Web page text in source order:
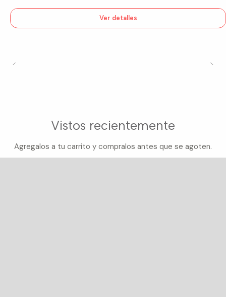
Ver detalles
Vistos recientemente
Agregalos a tu carrito y compralos antes que se agoten.